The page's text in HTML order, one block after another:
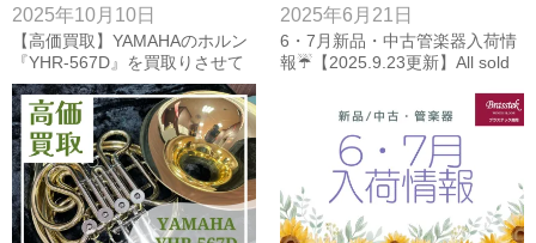
2025年10月10日
【高価買取】YAMAHAのホルン
『YHR-567D』を買取りさせて
いただきました！
2025年6月21日
6・7月新品・中古管楽器入荷情
報☔【2025.9.23更新】All sold